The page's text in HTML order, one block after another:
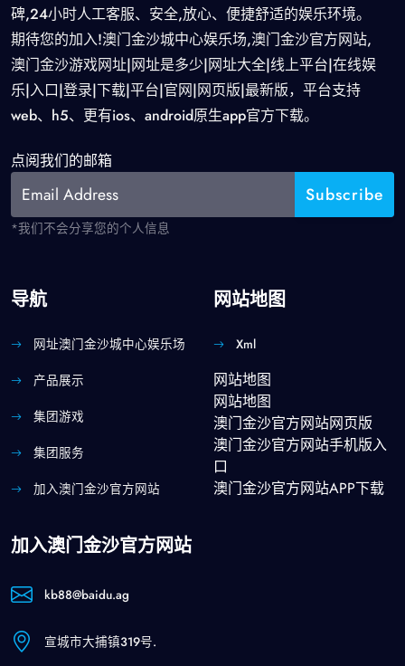
碑,24小时人工客服、安全,放心、便捷舒适的娱乐环境。
期待您的加入!澳门金沙城中心娱乐场,澳门金沙官方网站,
澳门金沙游戏网址|网址是多少|网址大全|线上平台|在线娱
乐|入口|登录|下载|平台|官网|网页版|最新版，平台支持
web、h5、更有ios、android原生app官方下载。
点阅我们的邮箱
*我们不会分享您的个人信息
导航
网址澳门金沙城中心娱乐场
产品展示
集团游戏
集团服务
加入澳门金沙官方网站
网站地图
Xml
网站地图
网站地图
澳门金沙官方网站网页版
澳门金沙官方网站手机版入
口
澳门金沙官方网站APP下载
加入澳门金沙官方网站
kb88@baidu.ag
宣城市大捕镇319号.